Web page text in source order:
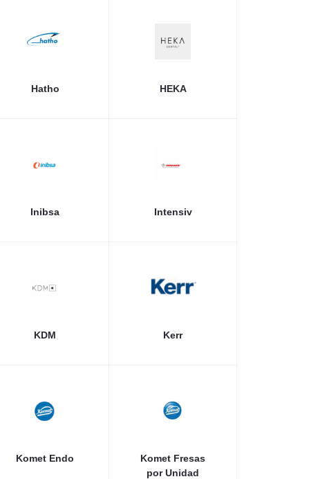
Hatho HEKA
Inibsa Intensiv
KDM Kerr
Komet Endo
Komet Fresas
por Unidad